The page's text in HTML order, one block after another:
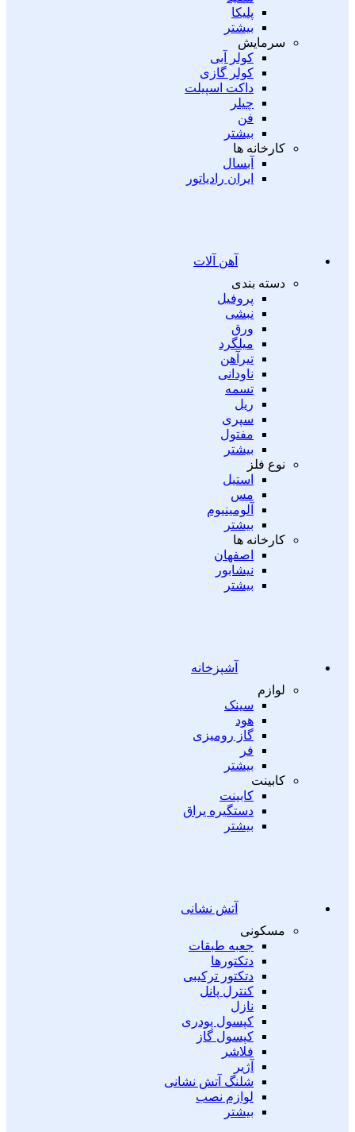
پلیکا
بیشتر
سرمایش
کولر آبی
کولر گازی
داکت اسپیلت
چیلر
فن
بیشتر
کارخانه ها
آبسال
ایران رادیاتور
آهن آلات
دسته بندی
پروفیل
نبشی
ورق
میلگرد
تیرآهن
ناودانی
تسمه
ریل
سپری
مفتول
بیشتر
نوع فلز
استیل
مس
آلومینیوم
بیشتر
کارخانه ها
اصفهان
نیشابور
بیشتر
آشپزخانه
لوازم
سینک
هود
گاز رومیزی
فر
بیشتر
کابینت
کابینت
دستگیره یراق
بیشتر
آتش نشانی
مسکونی
جعبه طبقات
دتکتورها
دتکتور ترکیبی
کنترل پانل
نازل
کپسول پودری
کپسول گاز
فلاشر
آژیر
شلنگ آتش نشانی
لوازم نصب
بیشتر